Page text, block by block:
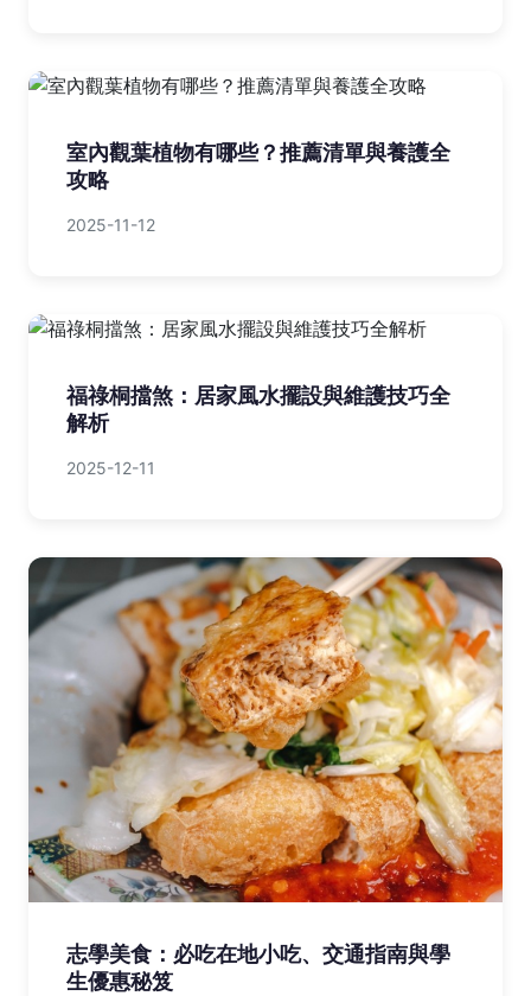
室內觀葉植物有哪些？推薦清單與養護全
攻略
2025-11-12
福祿桐擋煞：居家風水擺設與維護技巧全
解析
2025-12-11
志學美食：必吃在地小吃、交通指南與學
生優惠秘笈